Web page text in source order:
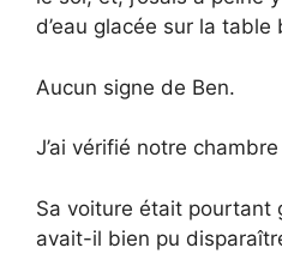
d’eau glacée sur la table
Aucun signe de Ben.
J’ai vérifié notre
Sa voiture était pourtant
avait-il bien pu